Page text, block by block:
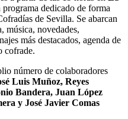
programa dedicado de forma
de Sevilla. Se abarcan
música, novedades,
más destacados, agenda de
cofrade.
número de colaboradores
Luis Muñoz, Reyes
Bandera, Juan López
y José Javier Comas